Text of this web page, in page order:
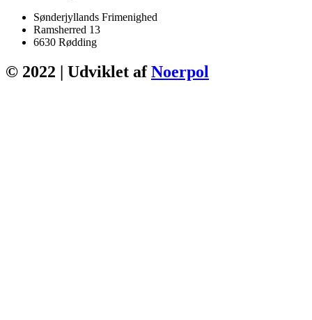
Sønderjyllands Frimenighed
Ramsherred 13
6630 Rødding
© 2022 | Udviklet afNoerpol